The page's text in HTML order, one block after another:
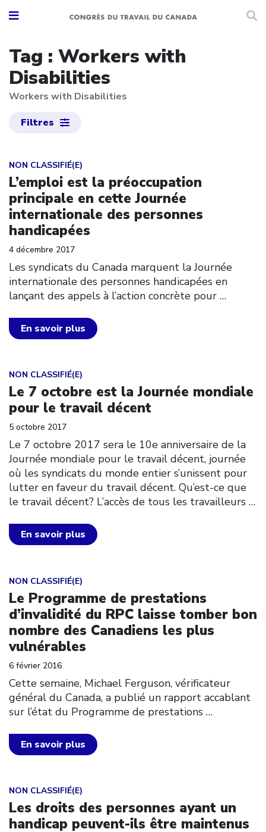
Tag : Workers with
Disabilities
Workers with Disabilities
Filtres
NON CLASSIFIÉ(E)
L’emploi est la préoccupation
principale en cette Journée
internationale des personnes
handicapées
4 décembre 2017
Les syndicats du Canada marquent la Journée
internationale des personnes handicapées en
lançant des appels à l’action concrète pour …
En savoir plus
Click to open the link
NON CLASSIFIÉ(E)
Le 7 octobre est la Journée mondiale
pour le travail décent
5 octobre 2017
Le 7 octobre 2017 sera le 10e anniversaire de la
Journée mondiale pour le travail décent, journée
où les syndicats du monde entier s’unissent pour
lutter en faveur du travail décent. Qu’est-ce que
le travail décent? L’accès de tous les travailleurs …
En savoir plus
Click to open the link
NON CLASSIFIÉ(E)
Le Programme de prestations
d’invalidité du RPC laisse tomber bon
nombre des Canadiens les plus
vulnérables
6 février 2016
Cette semaine, Michael Ferguson, vérificateur
général du Canada, a publié un rapport accablant
sur l’état du Programme de prestations …
En savoir plus
Click to open the link
NON CLASSIFIÉ(E)
Les droits des personnes ayant un
handicap peuvent-ils être maintenus
Click to open the link